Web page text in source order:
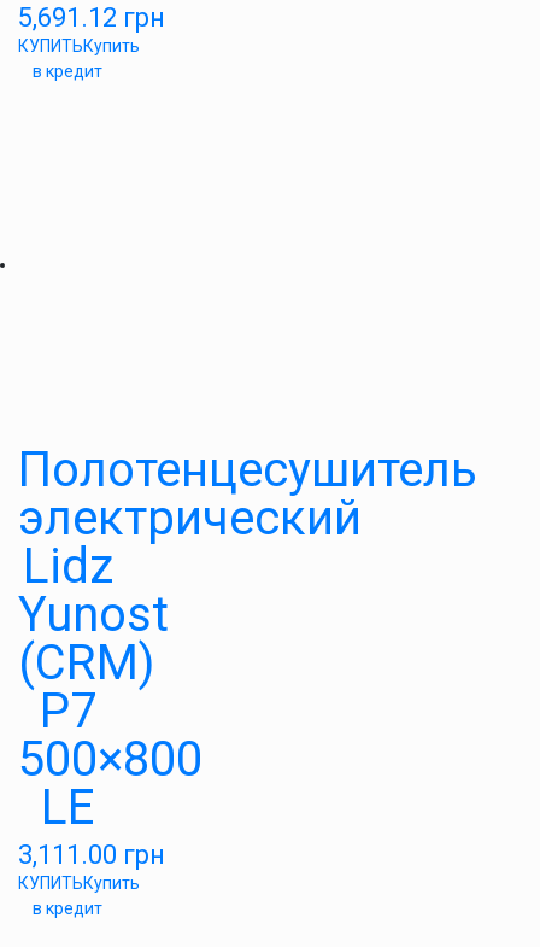
5,691.12 грн
КУПИТЬКупить
в кредит
Полотенцесушитель
электрический
Lidz
Yunost
(CRM)
P7
500×800
LE
3,111.00 грн
КУПИТЬКупить
в кредит